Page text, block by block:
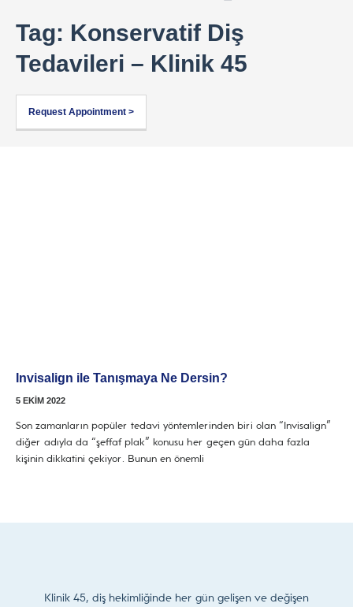
Tag: Konservatif Diş
Tedavileri – Klinik 45
Request Appointment >
Invisalign ile Tanışmaya Ne Dersin?
5 EKIM 2022
Son zamanların popüler tedavi yöntemlerinden biri olan “Invisalign”
diğer adıyla da “şeffaf plak” konusu her geçen gün daha fazla
kişinin dikkatini çekiyor. Bunun en önemli
Klinik 45, diş hekimliğinde her gün gelişen ve değişen